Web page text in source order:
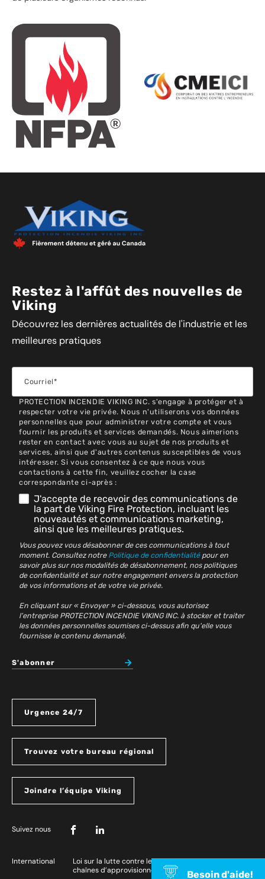
Besoin d'aide!
Urgence 24/7
Trouvez votre bureau régional
Joindre l’équipe Viking
Suivez nous
International
Loi sur la lutte contre le travail forcé dans les
chaînes d’approvisionnement
Restez à l'affût des nouvelles de
Viking
Découvrez les dernières actualités de l'industrie et les
meilleures pratiques
PROTECTION INCENDIE VIKING INC. s'engage à protéger et à
respecter votre vie privée. Nous n'utiliserons vos données
personnelles que pour administrer votre compte et vous
fournir les produits et services demandés. Nous aimerions
rester en contact avec vous au sujet de nos produits et
services, ainsi que d'autres contenus susceptibles de vous
intéresser. Si vous consentez à ce que nous vous
contactions à cette fin, veuillez cocher la case
correspondante ci-après :
J'accepte de recevoir des communications de
la part de Viking Fire Protection, incluant les
nouveautés et communications marketing,
ainsi que les meilleures pratiques.
Vous pouvez vous désabonner de ces communications à tout
moment. Consultez notre Politique de confidentialitépour en
savoir plus sur nos modalités de désabonnement, nos politiques
de confidentialité et sur notre engagement envers la protection
de vos informations et de votre vie privée.
En cliquant sur « Envoyer » ci-dessous, vous autorisez
l'entreprise PROTECTION INCENDIE VIKING INC. à stocker et traiter
les données personnelles soumises ci-dessus afin qu'elle vous
fournisse le contenu demandé.
S'abonner